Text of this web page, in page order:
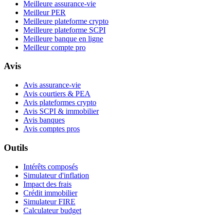
Meilleure assurance-vie
Meilleur PER
Meilleure plateforme crypto
Meilleure plateforme SCPI
Meilleure banque en ligne
Meilleur compte pro
Avis
Avis assurance-vie
Avis courtiers & PEA
Avis plateformes crypto
Avis SCPI & immobilier
Avis banques
Avis comptes pros
Outils
Intérêts composés
Simulateur d'inflation
Impact des frais
Crédit immobilier
Simulateur FIRE
Calculateur budget